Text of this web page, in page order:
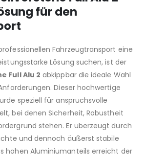
für den
Fahrzeugtransport eine
Lösung suchen, ist der
Full Alu 2 abkippbar die ideale Wahl
Dieser hochwertige
speziell für anspruchsvolle
bei denen Sicherheit,Robustheit
stehen. Er überzeugt durch
und dennoch äußerst stabile
hohen Aluminiumanteils erreicht der